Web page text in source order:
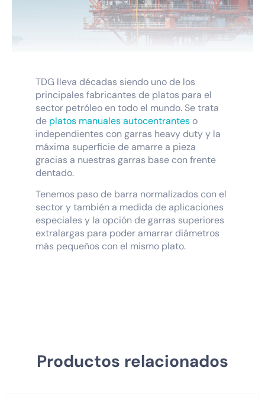
TDG lleva décadas siendo uno de los
principales fabricantes de platos para el
sector petróleo en todo el mundo. Se trata
de platos manuales autocentrantes o
independientes con garras heavy duty y la
máxima superficie de amarre a pieza
gracias a nuestras garras base con frente
dentado.
Tenemos paso de barra normalizados con el
sector y también a medida de aplicaciones
especiales y la opción de garras superiores
extralargas para poder amarrar diámetros
más pequeños con el mismo plato.
Productos relacionados